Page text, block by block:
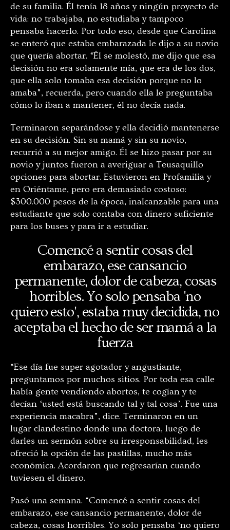
de su familia. Él tenía 18 años y ningún proyecto de
vida: no trabajaba, no estudiaba y tampoco
pensaba hacerlo. Por todo eso, desde que Carolina
se enteró que estaba embarazada le dijo a su novio
que quería abortar. “Él se molestó, me dijo que esa
decisión no era solamente mía, que era de los dos,
que ella solo tomaba esa decisión porque no lo
amaba”, recuerda, pero cuando ella le preguntaba
cómo lo iban a mantener, él no decía nada.
Terminaron separándose y ella decidió mantenerse
en su decisión. Sin su mamá y sin su novio,
recurrió a su mejor amigo. Él se hizo pasar por su
novio y juntos fueron a averiguar a Teusaquillo
opciones para abortar. Estuvieron en Profamilia y
en Oriéntame, pero era demasiado costoso:
$300.000 pesos de la época, inalcanzable para una
estudiante que solo contaba con dinero suficiente
para los buses y para ir a estudiar.
Comencé a sentir cosas del
embarazo, ese cansancio
permanente, dolor de cabeza, cosas
horribles. Yo solo pensaba 'no
quiero esto', estaba muy decidida, no
aceptaba el hecho de ser mamá a la
fuerza
“Ese día fue super agotador y angustiante,
preguntamos por muchos sitios. Por toda esa calle
había gente vendiendo abortos, te cogían y te
decían ‘usted está buscando tal y tal cosa’. Fue una
experiencia macabra”, dice. Terminaron en un
lugar clandestino donde una doctora, luego de
darles un sermón sobre su irresponsabilidad, les
ofreció la opción de las pastillas, mucho más
económica. Acordaron que regresarían cuando
tuviesen el dinero.
Pasó una semana. “Comencé a sentir cosas del
embarazo, ese cansancio permanente, dolor de
cabeza, cosas horribles. Yo solo pensaba ‘no quiero